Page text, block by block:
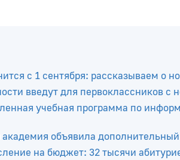
с 1 сентября: рассказываем о
введут для первоклассников с
учебная программа по
объявила
на бюджет: 32 тысячи